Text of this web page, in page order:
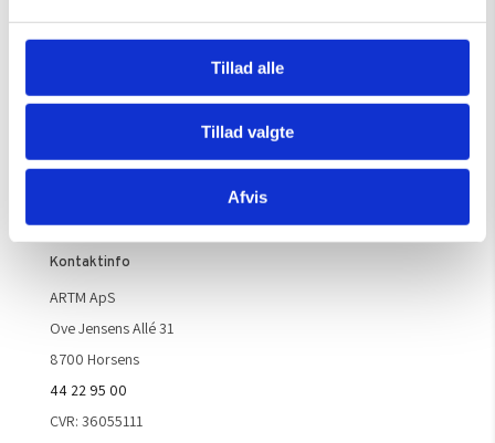
Tillad alle
Tillad valgte
Afvis
Fredag:09.00 – 15.30
Kontakt galleriet for åbningstider efter aftale.
Kontaktinfo
ARTM ApS
Ove Jensens Allé 31
8700 Horsens
44 22 95 00
CVR: 36055111